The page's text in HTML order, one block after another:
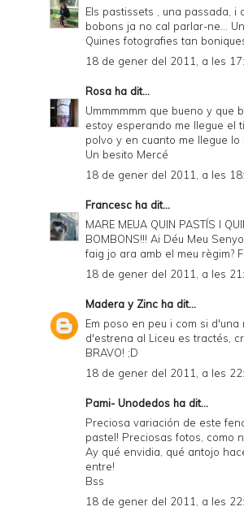
Els pastissets , una passada, i
bobons ja no cal parlar-ne...
Quines fotografies tan
18 de gener del 2011, a les
Rosa ha dit...
Ummmmmm que bueno y que
estoy esperando me llegue el
polvo y en cuanto me llegue lo
Un besito Mercé
18 de gener del 2011, a les
Francesc ha dit...
MARE MEUA QUIN PASTÍS I
BOMBONS!!! Ai Déu Meu
faig jo ara amb el meu règim?
18 de gener del 2011, a les
Madera y Zinc ha dit...
Em poso en peu i com si d'una
d'estrena al Liceu es tractés,
BRAVO! ;D
18 de gener del 2011, a les
Pami- Unodedos ha dit...
Preciosa variación de este
pastel! Preciosas fotos, como
Ay qué envidia, qué antojo
entre!
Bss
18 de gener del 2011, a les